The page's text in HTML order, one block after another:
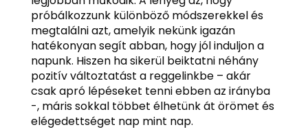
próbálkozzunk különböző módszerekkel és
megtalálni azt, amelyik nekünk igazán
hatékonyan segít abban, hogy jól induljon a
napunk. Hiszen ha sikerül beiktatni néhány
pozitív változtatást a reggelinkbe – akár
csak apró lépéseket tenni ebben az irányba
-, máris sokkal többet élhetünk át örömet és
elégedettséget nap mint nap.